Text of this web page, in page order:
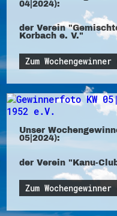
04|2024):
der Verein
Korbach e. V."
Zum
Unser
05|2024):
der Verein "Kanu-
Zum